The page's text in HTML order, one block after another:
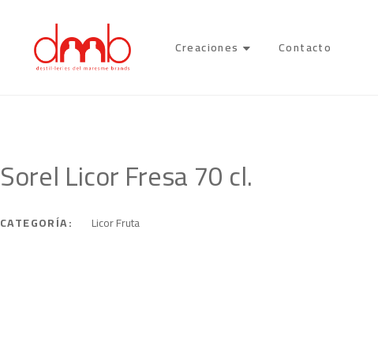
Creaciones Contacto
Sorel Licor Fresa 70 cl.
CATEGORÍA: Licor Fruta